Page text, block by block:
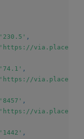
'230.5' ,
'https://
'74.1' ,
'https://
'8457' ,
'https://
'1442' ,